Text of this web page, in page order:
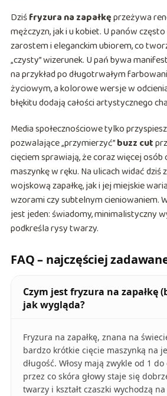
Dziśfryzura na zapałkęprzeżywa
mężczyzn, jak i u kobiet. U panów często
zarostem i eleganckim ubiorem, co
„czysty” wizerunek. U pań bywa
na przykład po długotrwałym
życiowym, a kolorowe wersje w
błękitu dodają całości artystycznego
Media społecznościowe tylko
pozwalające „przymierzyć”buzz cut
cięciem sprawiają, że coraz więcej osób
maszynkę w ręku. Na ulicach widać dziś
wojskową zapałkę, jak i jej miejskie
wzorami czy subtelnym cieniowaniem.
jest jeden: świadomy, minimalistyczny
podkreśla rysy twarzy.
FAQ – najczęściej
Czym jest fryzura na zapałkę
jak wygląda?
Fryzura na zapałkę, znana na
bardzo krótkie cięcie maszynką na
długość. Włosy mają zwykle od 1 do
przez co skóra głowy staje się
twarzy i kształt czaszki wychodzą